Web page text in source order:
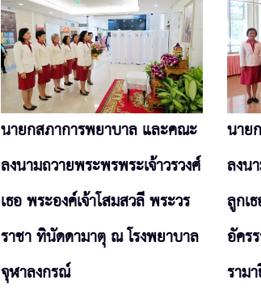
นายกสภาการพยาบาล และคณะ
ลงนามถวายพระพรพระเจ้าวรวงศ์
เธอ พระองค์เจ้าโสมสวลี พระวร
ราชา ทินัดดามาตุ ณ โรงพยาบาล
จุฬาลงกรณ์
นาย
ลงน
ลูกเ
อัคร
ราม